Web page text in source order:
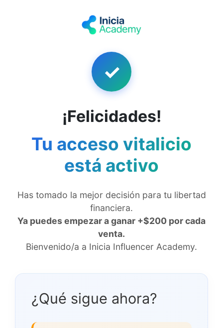
✓
¡Felicidades!
Tu acceso vitalicio
está activo
Has tomado la mejor decisión para tu libertad
financiera.
Ya puedes empezar a ganar +$200 por cada
venta.
Bienvenido/a a Inicia Influencer Academy.
¿Qué sigue ahora?